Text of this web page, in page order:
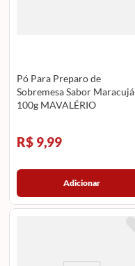
Pó Para Preparo de
Sobremesa Sabor Maracujá
100g MAVALÉRIO
R$ 9,99
Adicionar